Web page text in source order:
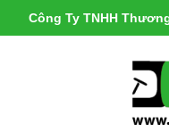
Công Ty TNHH